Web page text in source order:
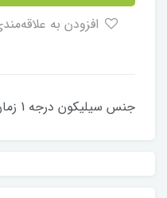
جنس سیلیکون درجه 1 زمان آماده سازی 2 تا 5 روز کاری